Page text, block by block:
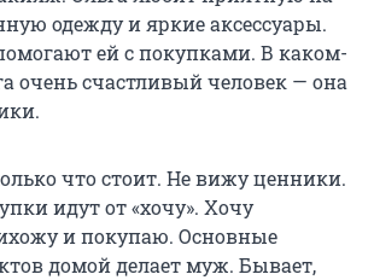
одежду и яркие аксессуары.
ей с покупками. В каком-
очень счастливый человек — она
что стоит. Не вижу ценники.
идут от «хочу». Хочу
и покупаю. Основные
домой делает муж. Бывает,